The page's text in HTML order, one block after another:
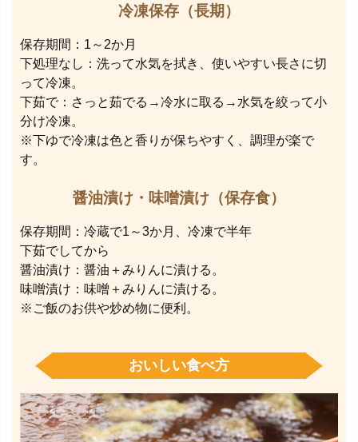
冷凍保存（長期）
保存期間：1～2か月
下処理なし：洗って水気を拭き、使いやすい長さに切
って冷凍。
下茹で：さっと茹でる→冷水に取る→水気を絞って小
分け冷凍。
※下ゆで冷凍は色と香りが保ちやすく、調理が楽で
す。
醤油漬け・味噌漬け（保存食）
保存期間：冷蔵で1～3か月、冷凍で半年
下茹でしてから
醤油漬け：醤油＋みりんに漬ける。
味噌漬け：味噌＋みりんに漬ける。
※ご飯のお供や炒め物に便利。
おいしい食べ方